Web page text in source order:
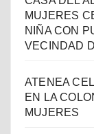
MUJERES
NIÑA CON
VECINDAD
ATENEA
EN LA
MUJERES